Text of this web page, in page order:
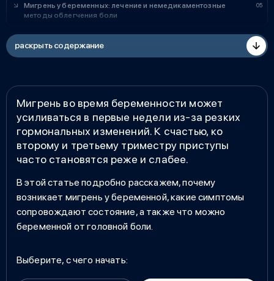
Мигрень у беременных: лечение и немедикаментозные
методы облегчения боли
раскрыть содержание
Мигрень во время беременности может
усиливаться в первые недели из-за резких
гормональных изменений. К счастью, ко
второму и третьему триместру приступы
часто становятся реже и слабее.
В этой статье подробно расскажем, почему
возникает мигрень у беременной, какие симптомы
сопровождают состояние, а такжечто можно
беременной от головной боли
Выберите, с чего начать: